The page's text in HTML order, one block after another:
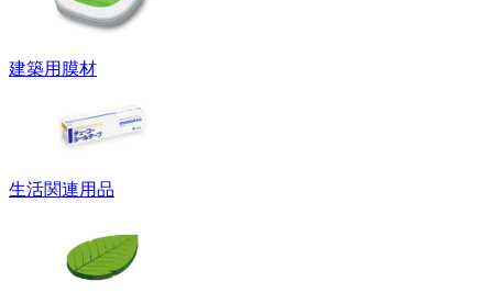
建築用膜材
生活関連用品